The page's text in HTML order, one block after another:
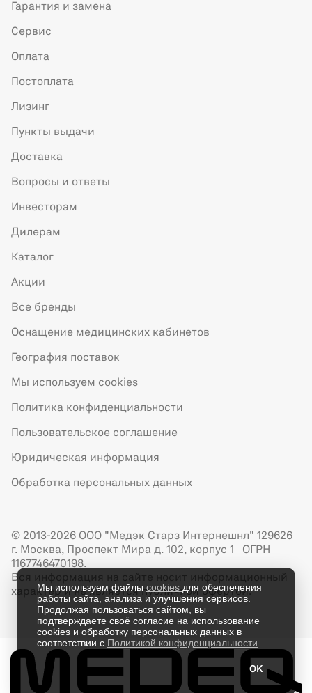
Гарантия и замена
Сервис
Оплата
Постоплата
Лизинг
Пункты выдачи
Доставка
Вопросы и ответы
Инвесторам
Дилерам
Каталог
Акции
Все бренды
Оснащение медицинских кабинетов
География поставок
Мы используем cookies
Политика конфиденциальности
Пользовательское соглашение
Юридическая информация
Обработка персональных данных
© 2013-2026 ООО "Медэк Старз Интернешнл" 129626
г. Москва, Проспект Мира д. 102, корпус 1 ОГРН
1167746470198.
Вся информация на сайте носит информационный
характер и не является публичной офертой.
Мы используем файлыcookies для обеспечения
работы сайта, анализа и улучшения сервисов.
Продолжая пользоваться сайтом, вы
подтверждаете своё согласие на использование
cookies и обработку персональных данных в
соответствии с Политикой конфиденциальности
OK